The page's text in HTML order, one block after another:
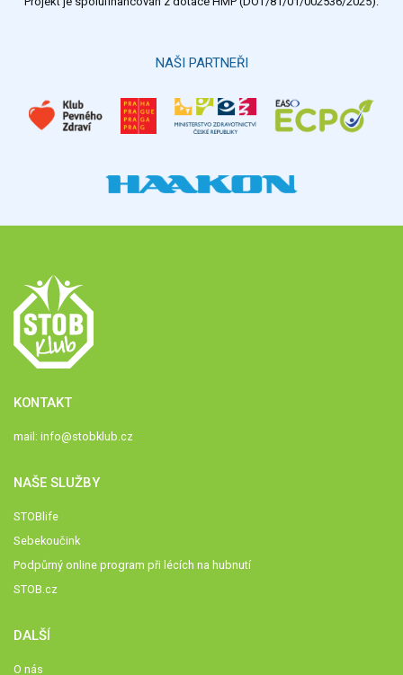
NAŠI PARTNEŘI
KONTAKT
mail: info@stobklub.cz
NAŠE SLUŽBY
STOBlife
Sebekoučink
Podpůrný online program při lécích na hubnutí
STOB.cz
DALŠÍ
O nás